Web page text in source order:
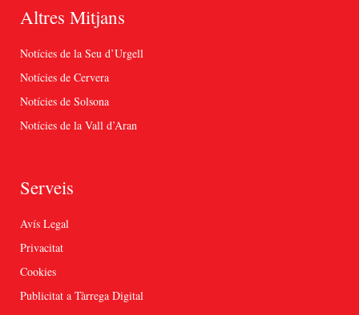
Altres Mitjans
Notícies de la Seu d’Urgell
Notícies de Cervera
Notícies de Solsona
Notícies de la Vall d’Aran
Serveis
Avís Legal
Privacitat
Cookies
Publicitat a Tàrrega Digital